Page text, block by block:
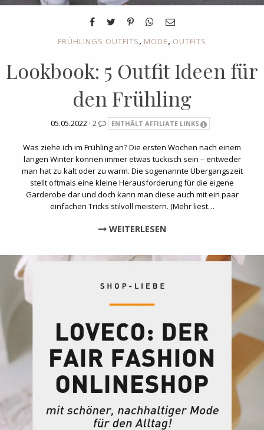
FRÜHLINGS OUTFITS, MODE, OUTFITS
Lookbook: 5 Outfit Ideen für
den Frühling
05.05.2022 · 2 ENTHÄLT AFFILIATE LINKS
Was ziehe ich im Frühling an? Die ersten Wochen nach einem
langen Winter können immer etwas tückisch sein – entweder
man hat zu kalt oder zu warm. Die sogenannte Übergangszeit
stellt oftmals eine kleine Herausforderung für die eigene
Garderobe dar und doch kann man diese auch mit ein paar
einfachen Tricks stilvoll meistern. (Mehr liest…
WEITERLESEN